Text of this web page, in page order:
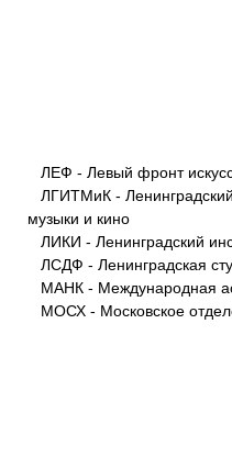
ЛЕФ - Левый фронт
ЛГИТМиК - Ленинградский
музыки и кино
ЛИКИ - Ленинградский
ЛСДФ - Ленинградская
МАНК - Международная
МОСХ - Московское